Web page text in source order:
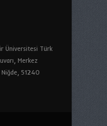
Üniversitesi Türk
Merkez
51240